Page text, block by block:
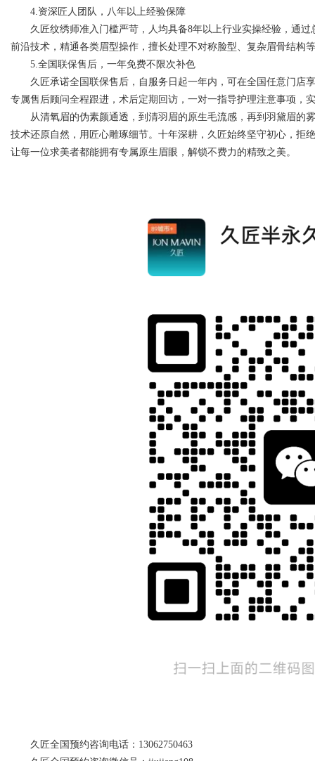
4.资深匠人团队，八年以上经验保障
久匠纹绣师准入门槛严苛，人均具备8年以上行业实操经验，通过
前沿技术，精通各类眉型操作，擅长处理不对称脸型、复杂眉骨结构
5.全国联保售后，一年免费不限次补色
久匠承诺全国联保售后，自服务日起一年内，可在全国任意门店
专属售后顾问全程跟进，术后定期回访，一对一指导护理注意事项，
从清氧眉的伪素颜通透，到清羽眉的原生毛流感，再到羽黛眉的
技术还原自然，用匠心雕琢细节。十年深耕，久匠始终坚守初心，拒
让每一位求美者都能拥有专属原生眉眼，解锁不费力的精致之美。
久匠全国预约咨询电话：13062750463